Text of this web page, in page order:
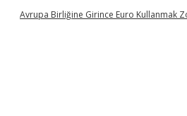
Avrupa Birliğine Girince Euro Kullanmak